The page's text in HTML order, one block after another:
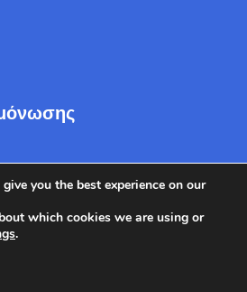
μόνωσης
you the best experience on our
which cookies we are using or
.